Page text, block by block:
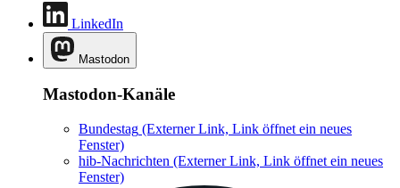
LinkedIn
Mastodon
Mastodon-Kanäle
Bundestag (Externer Link, Link öffnet ein neues
Fenster)
hib-Nachrichten (Externer Link, Link öffnet ein neues
Fenster)